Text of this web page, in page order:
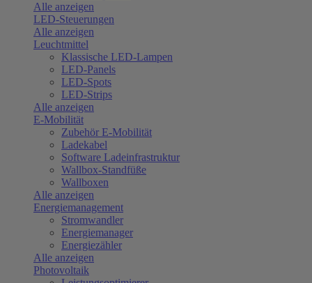
Alle anzeigen
LED-Steuerungen
Alle anzeigen
Leuchtmittel
Klassische LED-Lampen
LED-Panels
LED-Spots
LED-Strips
Alle anzeigen
E-Mobilität
Zubehör E-Mobilität
Ladekabel
Software Ladeinfrastruktur
Wallbox-Standfüße
Wallboxen
Alle anzeigen
Energiemanagement
Stromwandler
Energiemanager
Energiezähler
Alle anzeigen
Photovoltaik